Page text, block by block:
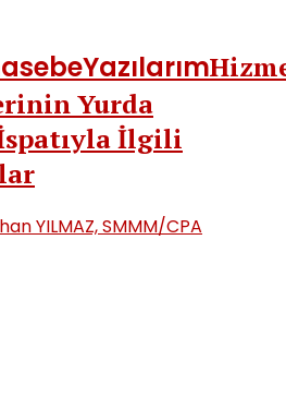
Yazılarım
Yurda
İlgili
YILMAZ, SMMM/CPA